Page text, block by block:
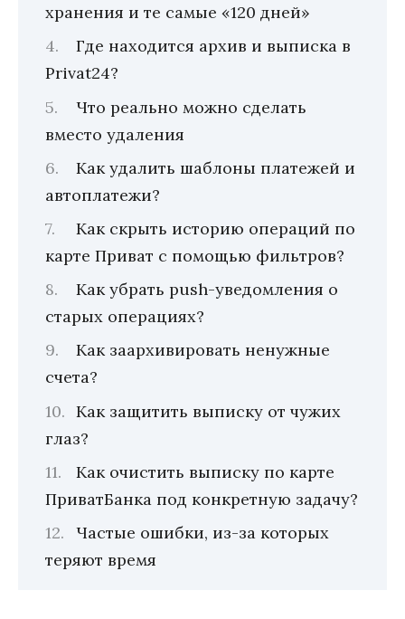
хранения и те самые «120 дней»
Где находится архив и выписка в
Privat24?
Что реально можно сделать
вместо удаления
Как удалить шаблоны платежей и
автоплатежи?
Как скрыть историю операций по
карте Приват с помощью фильтров?
Как убрать push-уведомления о
старых операциях?
Как заархивировать ненужные
счета?
Как защитить выписку от чужих
глаз?
Как очистить выписку по карте
ПриватБанка под конкретную задачу?
Частые ошибки, из-за которых
теряют время